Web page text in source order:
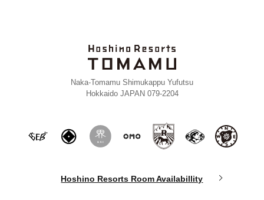
Naka-Tomamu Shimukappu Yufutsu
Hokkaido JAPAN 079-2204
Hoshino Resorts Room Availabillity